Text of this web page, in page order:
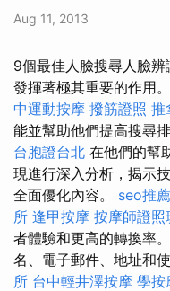
Aug 11, 2013
9個最佳人臉搜尋人臉
發揮著極其重要的作用。
中運動按摩 撥筋證照 推
能並幫助他們提高搜尋
台胞證台北 在他們的幫
現進行深入分析，揭示
全面優化內容。 seo推薦
所 逢甲按摩 按摩師證照
者體驗和更高的轉換率
名、電子郵件、地址和
所 台中輕井澤按摩 學按